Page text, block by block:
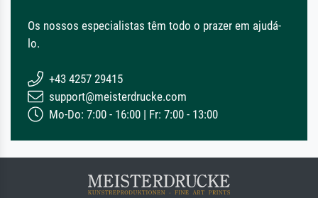
Os nossos especialistas têm todo o prazer em ajudá-
lo.
+43 4257 29415
support@meisterdrucke.com
Mo-Do: 7:00 - 16:00 | Fr: 7:00 - 13:00